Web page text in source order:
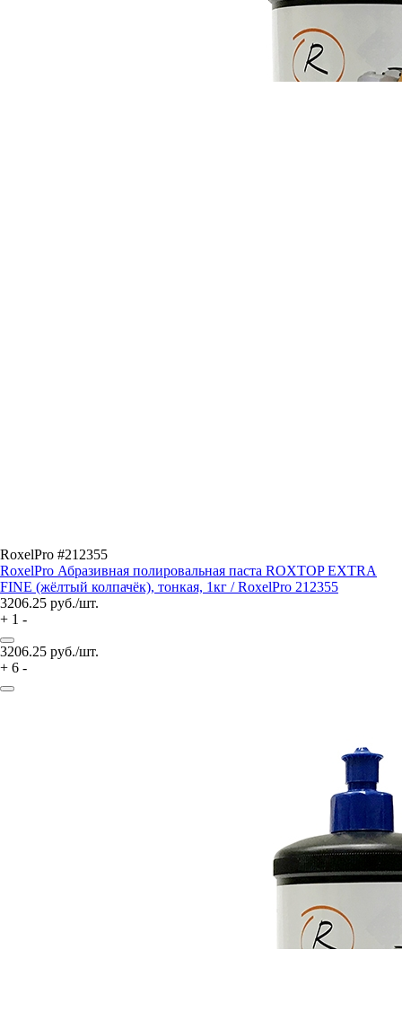
RoxelPro #212355
RoxelPro Абразивная полировальная паста ROXTOP EXTRA
FINE (жёлтый колпачёк), тонкая, 1кг / RoxelPro 212355
3206.25 руб./шт.
+ 1 -
3206.25 руб./шт.
+ 6 -